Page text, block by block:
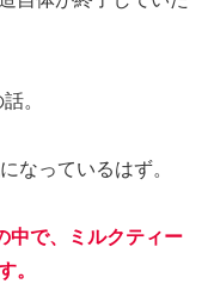
。
なっているはず。
中で、ミルクティー
。